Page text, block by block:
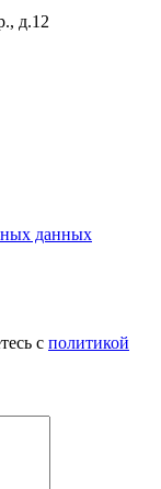
д.12
данных
с политикой